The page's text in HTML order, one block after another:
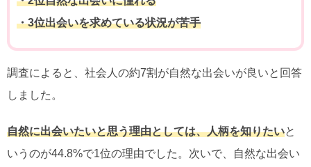
・3位出会いを求めている状況が苦手
調査によると、社会人の約7割が自然な出会いが良いと回答
しました。
自然に出会いたいと思う理由としては、人柄を知りたいと
いうのが44.8%で1位の理由でした。次いで、自然な出会い